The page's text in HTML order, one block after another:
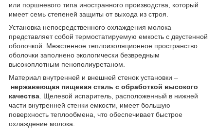
или поршневого типа иностранного производства, который
имеет семь степеней защиты от выхода из строя.
Установка непосредственного охлаждения молока
представляет собой термостатируемую емкость с двустенной
оболочкой. Межстенное теплоизоляционное пространство
оболочки заполнено экологически безвредным
высокоплотным пенополиуретаном.
Материал внутренней и внешней стенок установки –
нержавеющая пищевая сталь с обработкой высокого
качества . Щелевой испаритель, расположенный в нижней
части внутренней стенки емкости, имеет большую
поверхность теплообмена, что обеспечивает быстрое
охлаждение молока.